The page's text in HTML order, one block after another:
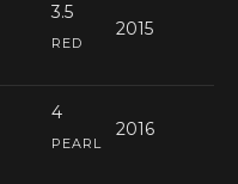
3.5
2015
RED
4
2016
PEARL